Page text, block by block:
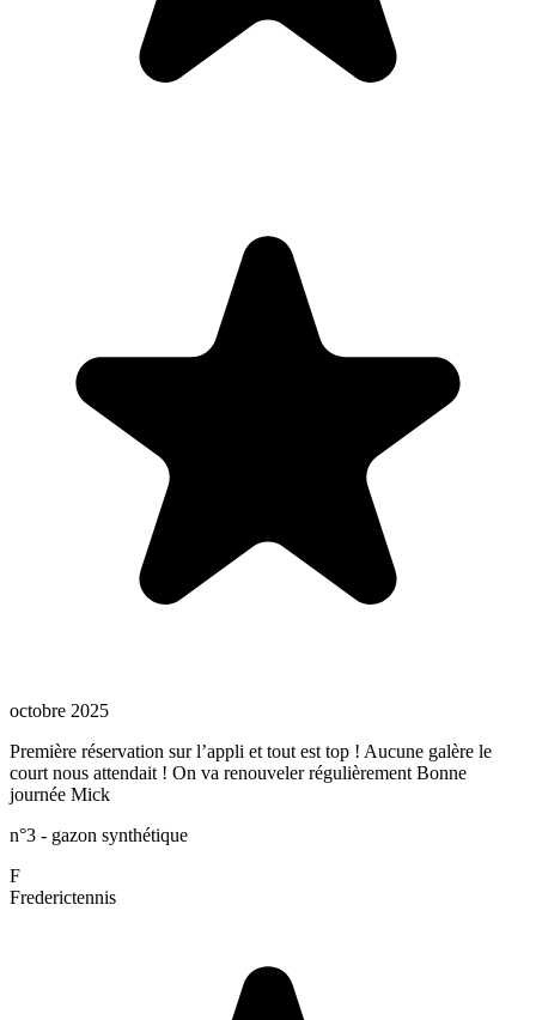
octobre 2025
Première réservation sur l’appli et tout est top ! Aucune galère le
court nous attendait ! On va renouveler régulièrement Bonne
journée Mick
n°3 - gazon synthétique
F
Frederictennis